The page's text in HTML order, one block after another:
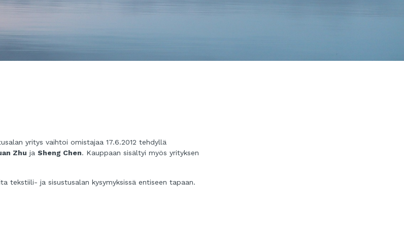
yritys vaihtoi omistajaa 17.6.2012 tehdyllä
Zhu ja Sheng Chen. Kauppaan sisältyi myös yrityksen
tekstiili- ja sisustusalan kysymyksissä entiseen tapaan.